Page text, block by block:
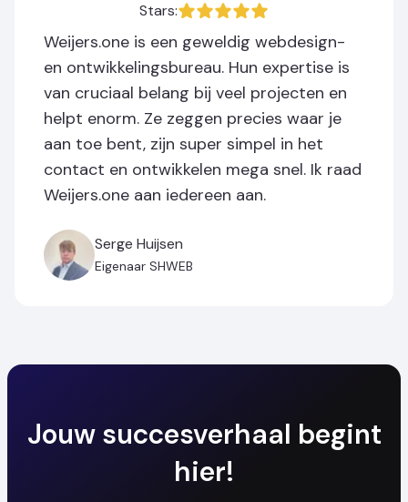
Stars:
Weijers.one is een geweldig webdesign-
en ontwikkelingsbureau. Hun expertise is
van cruciaal belang bij veel projecten en
helpt enorm. Ze zeggen precies waar je
aan toe bent, zijn super simpel in het
contact en ontwikkelen mega snel. Ik raad
Weijers.one aan iedereen aan.
Serge Huijsen
Eigenaar SHWEB
Jouw succesverhaal begint
hier!